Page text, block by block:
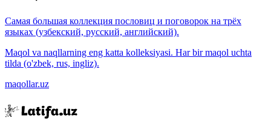
Самая большая коллекция пословиц и поговорок на трёх
языках (узбекский, русский, английский).
Maqol va naqllarning eng katta kolleksiyasi. Har bir maqol uchta
tilda (o'zbek, rus, ingliz).
maqollar.uz